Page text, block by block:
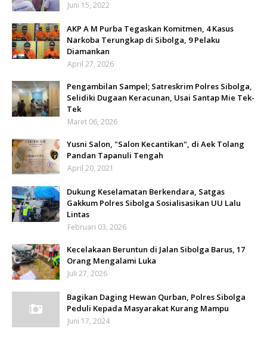
Juni 15, 2022
AKP A M Purba Tegaskan Komitmen, 4 Kasus
Narkoba Terungkap di Sibolga, 9 Pelaku
Diamankan
April 27, 2026
Pengambilan Sampel; Satreskrim Polres Sibolga,
Selidiki Dugaan Keracunan, Usai Santap Mie Tek-
Tek
Maret 06, 2026
Yusni Salon, "Salon Kecantikan", di Aek Tolang
Pandan Tapanuli Tengah
April 20, 2021
Dukung Keselamatan Berkendara, Satgas
Gakkum Polres Sibolga Sosialisasikan UU Lalu
Lintas
Februari 03, 2026
Kecelakaan Beruntun di Jalan Sibolga Barus, 17
Orang Mengalami Luka
Juli 27, 2026
Bagikan Daging Hewan Qurban, Polres Sibolga
Peduli Kepada Masyarakat Kurang Mampu
Juni 17, 2024